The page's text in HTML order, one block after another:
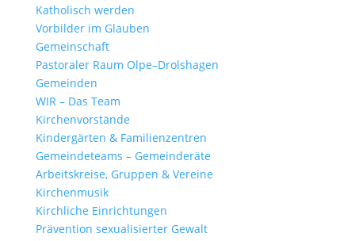
Katho­lisch werden
Vorbilder im Glauben
Gemein­schaft
Pasto­raler Raum Olpe–Drolshagen
Gemeinden
WIR – Das Team
Kirchen­vor­stände
Kinder­gärten & Familienzentren
Gemein­de­teams – Gemeinderäte
Arbeits­kreise, Gruppen & Vereine
Kirchen­musik
Kirch­liche Einrichtungen
Präven­tion sexua­li­sierter Gewalt